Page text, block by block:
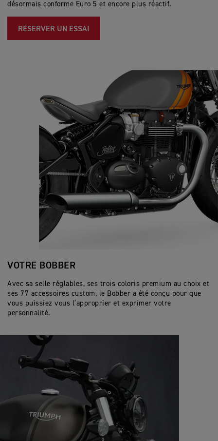
désormais conforme Euro 5 et encore plus réactif.
RÉSERVER UN ESSAI
VOTRE BOBBER
Avec sa selle réglables, ses trois coloris premium au choix et
ses 77 accessoires custom, le Bobber a été conçu pour que
vous puissiez vous l’approprier et exprimer votre
personnalité.